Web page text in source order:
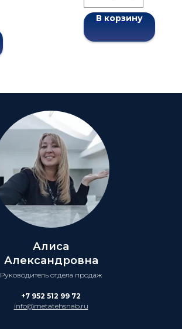
В корзину
Алиса
Александровна
Руководитель отдела продаж
+7 952 512 99 72
info@metatehsnab.ru